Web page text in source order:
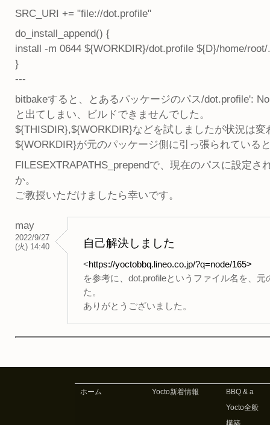
SRC_URI += "file://dot.profile"
do_install_append() {
install -m 0644 ${WORKDIR}/dot.profile ${D}/home/
}
---
bitbakeすると、とあるパッケージのパス/dot.profile':
と出てしまい、ビルドできませんでした。
${THISDIR},${WORKDIR}などを試しましたが状況は
${WORKDIR}が元のパッケージ側に引っ張られている
FILESEXTRAPATHS_prependで、現在のパスに設定
か。
ご教授いただけましたら幸いです。
may
2022/9/27
(火) 14:40
自己解決しました
<https://yoctobbq.lineo.co.jp/?q=node/165>
を参考に、dot.profileというファイル名を、
た。
ありがとうございました。
ホーム Yocto新着情報
BBQ & a
Yocto全般
構築